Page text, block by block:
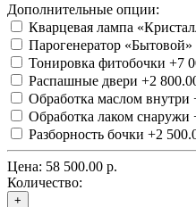
Дополнительные опции:
Кварцевая лампа
Парогенератор
Тонировка фитобочки +7
Распашные двери +2
Обработка маслом внутри
Обработка лаком снаружи
Разборность бочки +2
Цена: 58 500.00 р.
Количество:
+